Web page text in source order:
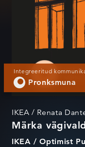
Integreeritud
Pronksmuna
IKEA / Renata
Märka
IKEA / Optimist